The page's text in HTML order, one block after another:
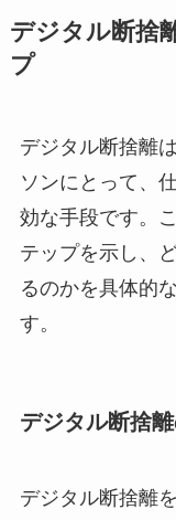
デジタル断捨
プ
デジタル断捨離
ソンにとって、
効な手段です。
テップを示し、
るのかを具体的
す。
デジタル断捨
デジタル断捨離